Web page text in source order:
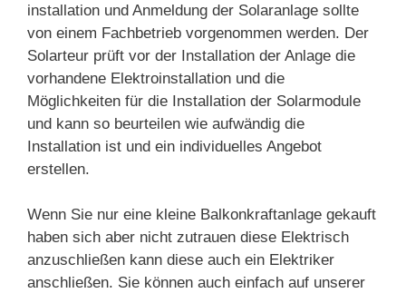
installation und Anmeldung der Solaranlage sollte
von einem Fachbetrieb vorgenommen werden. Der
Solarteur prüft vor der Installation der Anlage die
vorhandene Elektroinstallation und die
Möglichkeiten für die Installation der Solarmodule
und kann so beurteilen wie aufwändig die
Installation ist und ein individuelles Angebot
erstellen.
Wenn Sie nur eine kleine Balkonkraftanlage gekauft
haben sich aber nicht zutrauen diese Elektrisch
anzuschließen kann diese auch ein Elektriker
anschließen. Sie können auch einfach auf unserer